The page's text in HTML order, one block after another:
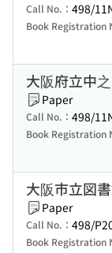
Call No.： 498/
Book Registration
大阪府立中
Paper
Call No.： 498/
Book Registration
大阪市立図
Paper
Call No.： 498/
Book Registration